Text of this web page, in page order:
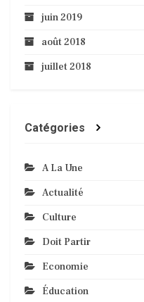
juin 2019
août 2018
juillet 2018
Catégories
A La Une
Actualité
Culture
Doit Partir
Economie
Éducation